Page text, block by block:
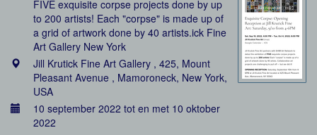
FIVE exquisite corpse projects done by up
to 200 artists! Each "corpse" is made up of
a grid of artwork done by 40 artists.ick Fine
Art Gallery New York
Jill Krutick Fine Art Gallery , 425, Mount
Pleasant Avenue , Mamoroneck, New York,
USA
10 september 2022 tot en met 10 oktober
2022